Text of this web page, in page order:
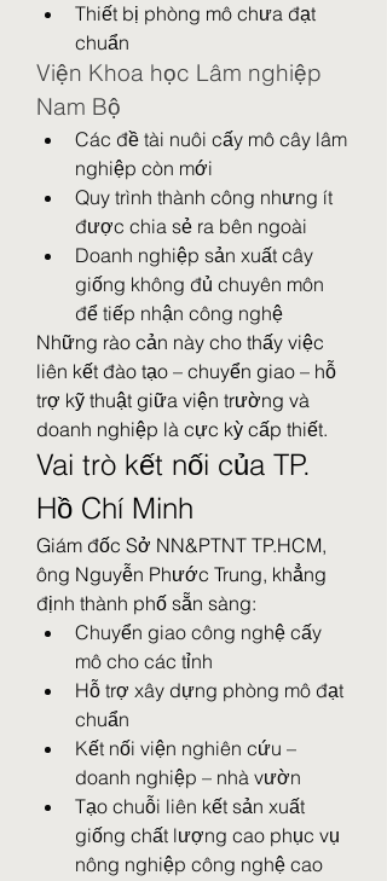
Thiết bị phòng mô chưa đạt
chuẩn
Viện Khoa học Lâm nghiệp
Nam Bộ
Các đề tài nuôi cấy mô cây lâm
nghiệp còn mới
Quy trình thành công nhưng ít
được chia sẻ ra bên ngoài
Doanh nghiệp sản xuất cây
giống không đủ chuyên môn
để tiếp nhận công nghệ
Những rào cản này cho thấy việc
liên kết đào tạo – chuyển giao – hỗ
trợ kỹ thuật giữa viện trường và
doanh nghiệp là cực kỳ cấp thiết.
Vai trò kết nối của TP.
Hồ Chí Minh
Giám đốc Sở NN&PTNT TP.HCM,
ông Nguyễn Phước Trung, khẳng
định thành phố sẵn sàng:
Chuyển giao công nghệ cấy
mô cho các tỉnh
Hỗ trợ xây dựng phòng mô đạt
chuẩn
Kết nối viện nghiên cứu –
doanh nghiệp – nhà vườn
Tạo chuỗi liên kết sản xuất
giống chất lượng cao phục vụ
nông nghiệp công nghệ cao